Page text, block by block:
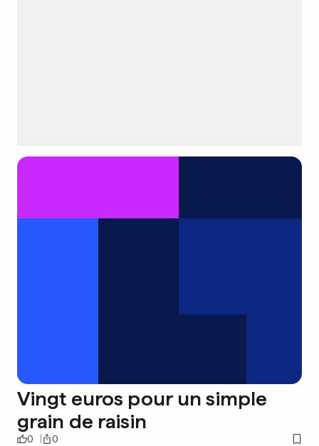
Vingt euros pour un simple
grain de raisin
0 0